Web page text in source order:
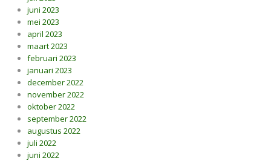
juni 2023
mei 2023
april 2023
maart 2023
februari 2023
januari 2023
december 2022
november 2022
oktober 2022
september 2022
augustus 2022
juli 2022
juni 2022